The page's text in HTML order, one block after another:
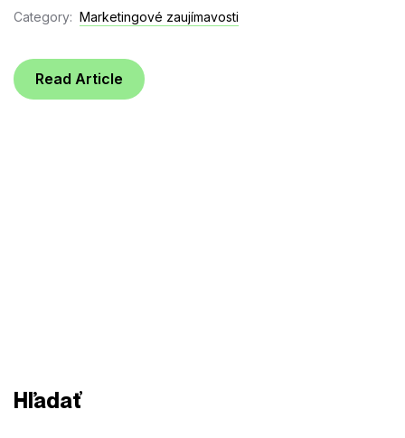
Category: Marketingové zaujímavosti
Read Article
Hľadať